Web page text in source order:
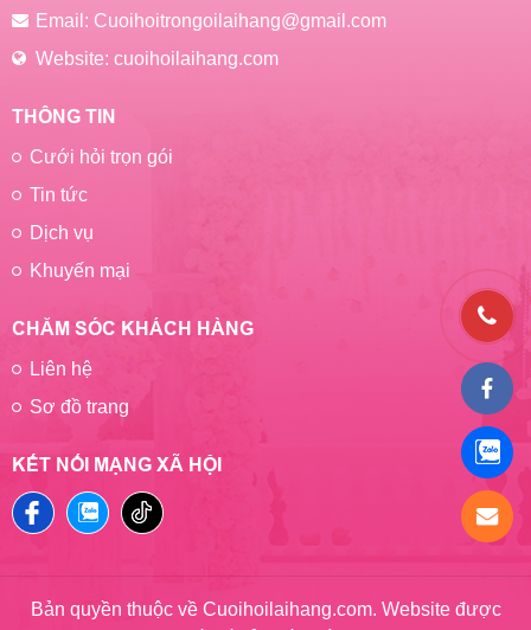
Email: Cuoihoitrongoilaihang@gmail.com
Website: cuoihoilaihang.com
THÔNG TIN
Cưới hỏi trọn gói
Tin tức
Dịch vụ
Khuyến mại
CHĂM SÓC KHÁCH HÀNG
Liên hệ
Sơ đồ trang
KẾT NỐI MẠNG XÃ HỘI
Bản quyền thuộc về Cuoihoilaihang.com. Website được